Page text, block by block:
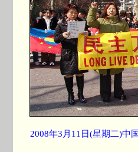
2008年3月11日(星期二)中